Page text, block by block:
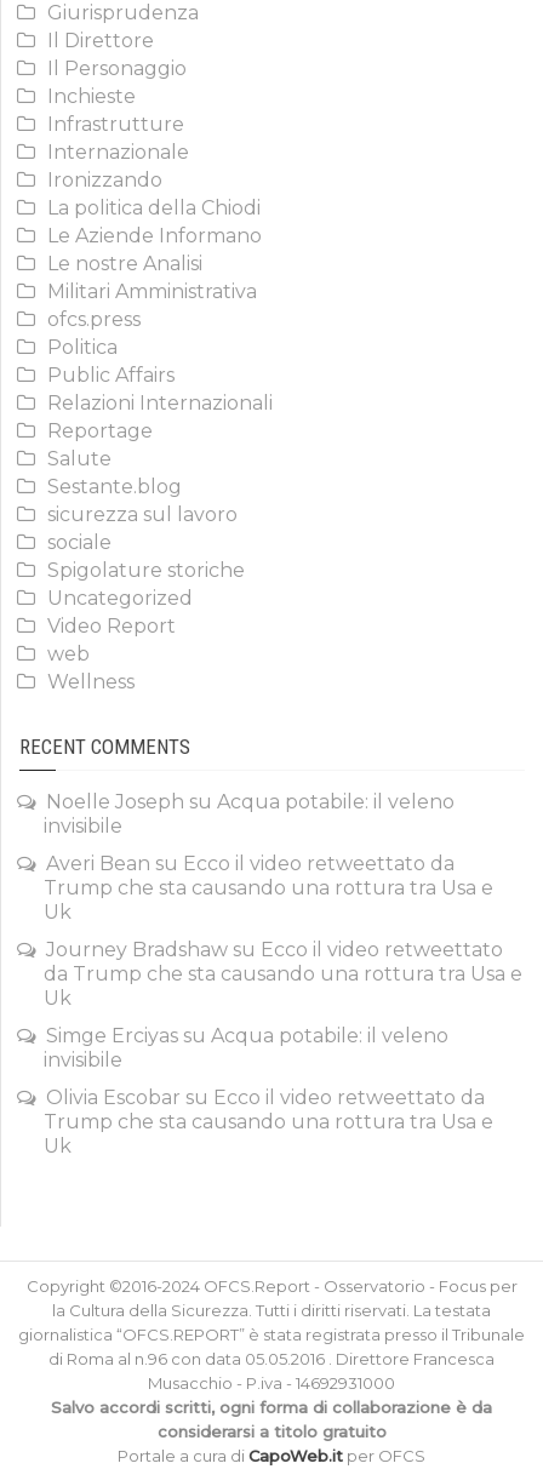
Giurisprudenza
Il Direttore
Il Personaggio
Inchieste
Infrastrutture
Internazionale
Ironizzando
La politica della Chiodi
Le Aziende Informano
Le nostre Analisi
Militari Amministrativa
ofcs.press
Politica
Public Affairs
Relazioni Internazionali
Reportage
Salute
Sestante.blog
sicurezza sul lavoro
sociale
Spigolature storiche
Uncategorized
Video Report
web
Wellness
RECENT COMMENTS
Noelle Joseph su Acqua potabile: il veleno
invisibile
Averi Bean su Ecco il video retweettato da
Trump che sta causando una rottura tra Usa e
Uk
Journey Bradshaw su Ecco il video retweettato
da Trump che sta causando una rottura tra Usa e
Uk
Simge Erciyas su Acqua potabile: il veleno
invisibile
Olivia Escobar su Ecco il video retweettato da
Trump che sta causando una rottura tra Usa e
Uk
Copyright ©2016-2024 OFCS.Report - Osservatorio - Focus per
la Cultura della Sicurezza. Tutti i diritti riservati. La testata
giornalistica “OFCS.REPORT” è stata registrata presso il Tribunale
di Roma al n.96 con data 05.05.2016 . Direttore Francesca
Musacchio - P.iva - 14692931000
Salvo accordi scritti, ogni forma di collaborazione è da
considerarsi a titolo gratuito
Portale a cura diCapoWeb.it per OFCS